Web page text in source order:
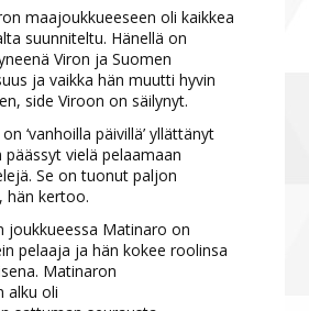
maajoukkueeseen oli kaikkea
suunniteltu. Hänellä on
Viron ja Suomen
ja vaikka hän muutti hyvin
side Viroon on säilynyt.
‘vanhoilla päivillä’ yllättänyt
vielä pelaamaan
Se on tuonut paljon
hän kertoo.
joukkueessa Matinaro on
pelaaja ja hän kokee roolinsa
Matinaron
alku oli